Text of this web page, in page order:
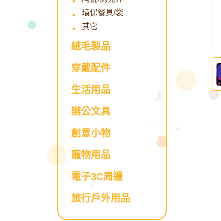
環保餐具/袋
其它
絨毛製品
穿戴配件
生活用品
辦公文具
創意小物
寵物用品
電子3C周邊
旅行戶外用品